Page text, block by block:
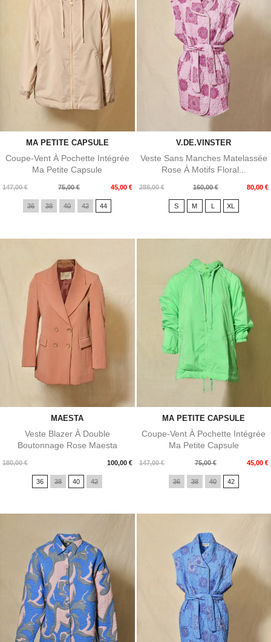
MA PETITE CAPSULE
Coupe-Vent À Pochette Intégrée
Ma Petite Capsule
147,00 €
Prix
75,00 € 45,00 €
Prix
36 38 40 42 44
V.DE.VINSTER
Veste Sans Manches Matelassée
Rose À Motifs Floral...
288,00 €
Prix
160,00 € 80,00 €
Prix
S M XL
MAESTA
Veste Blazer À Double
Boutonnage Rose Maesta
180,00 € 100,00 €
Prix
36 38 40 42
MA PETITE CAPSULE
Coupe-Vent À Pochette Intégrée
Ma Petite Capsule
147,00 €
Prix
75,00 € 45,00 €
Prix
36 38 40 42